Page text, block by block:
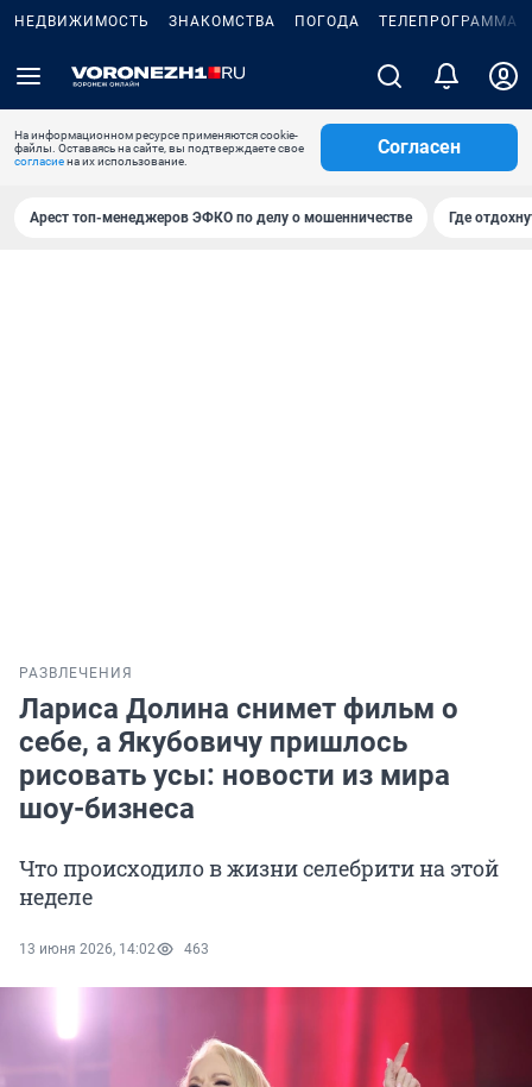
НЕДВИЖИМОСТЬ ЗНАКОМСТВА ПОГОДА ТЕЛЕПРОГРАММА
На информационном ресурсе применяются cookie-
файлы. Оставаясь на сайте, вы подтверждаете свое
согласиена их использование.
Согласен
Арест топ-менеджеров ЭФКО по делу о мошенничестве Где
РАЗВЛЕЧЕНИЯ
Лариса Долина снимет фильм о
себе, а Якубовичу пришлось
рисовать усы: новости из мира
шоу-бизнеса
Что происходило в жизни селебрити на этой
неделе
13 июня 2026, 14:02 463